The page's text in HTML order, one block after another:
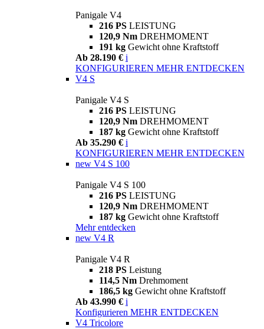
Panigale V4
216 PS LEISTUNG
120,9 Nm DREHMOMENT
191 kg Gewicht ohne Kraftstoff
Ab 28.190 € i
KONFIGURIEREN MEHR ENTDECKEN
V4 S
Panigale V4 S
216 PS LEISTUNG
120,9 Nm DREHMOMENT
187 kg Gewicht ohne Kraftstoff
Ab 35.290 € i
KONFIGURIEREN MEHR ENTDECKEN
new V4 S 100
Panigale V4 S 100
216 PS LEISTUNG
120,9 Nm DREHMOMENT
187 kg Gewicht ohne Kraftstoff
Mehr entdecken
new V4 R
Panigale V4 R
218 PS Leistung
114,5 Nm Drehmoment
186,5 kg Gewicht ohne Kraftstoff
Ab 43.990 € i
Konfigurieren MEHR ENTDECKEN
V4 Tricolore